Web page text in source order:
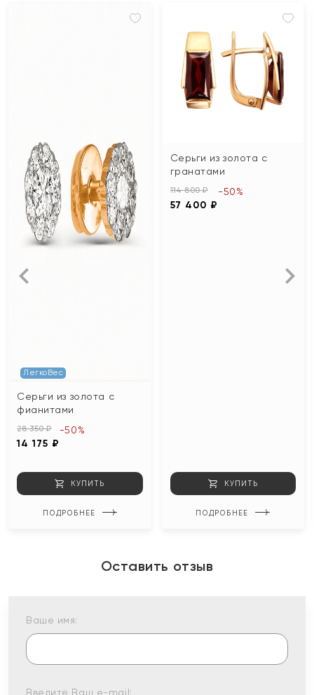
ЛегкоВес
Серьги из золота с
фианитами
28 350 ₽
14 175 ₽
-50%
КУПИТЬ
ПОДРОБНЕЕ
Серьги из золота с
гранатами
114 800 ₽
57 400 ₽
-50%
КУПИТЬ
ПОДРОБНЕЕ
Оставить отзыв
Ваше имя:
Введите Ваш e-mail: